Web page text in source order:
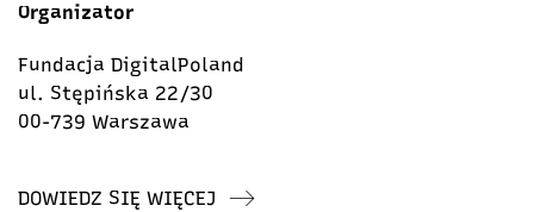
Organizator
Fundacja DigitalPoland
ul. Stępińska 22/30
00-739 Warszawa
DOWIEDZ SIĘ WIĘCEJ